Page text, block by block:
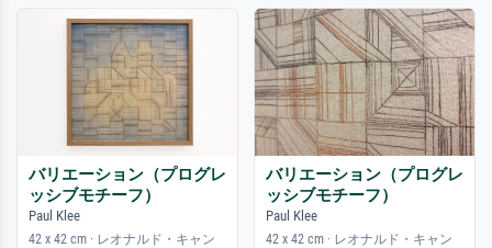
バリエーション（プログレ
ッシブモチーフ）
Paul Klee
42 x 42 cm · レオナルド・キャン
バリエーション（プログレ
ッシブモチーフ）
Paul Klee
42 x 42 cm · レオナルド・キャン